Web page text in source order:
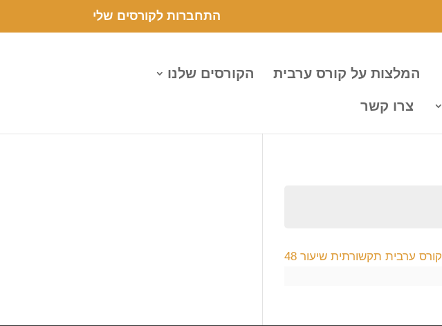
התחברות לקורסים שלי
המלצות על קורס ערבית הקורסים שלנו
צרו קשר
קורס ערבית תקשורתית שיעור 48